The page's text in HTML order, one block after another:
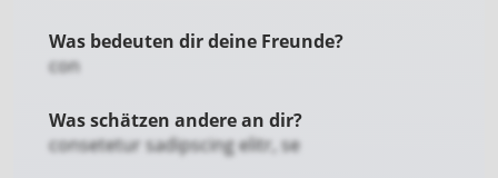
Inline Skates
Sprachen lernen
Filme gucken
Fitnessstudio
Was bedeuten dir deine Freunde?
con
Was schätzen andere an dir?
consetetur sadipscing elitr, se